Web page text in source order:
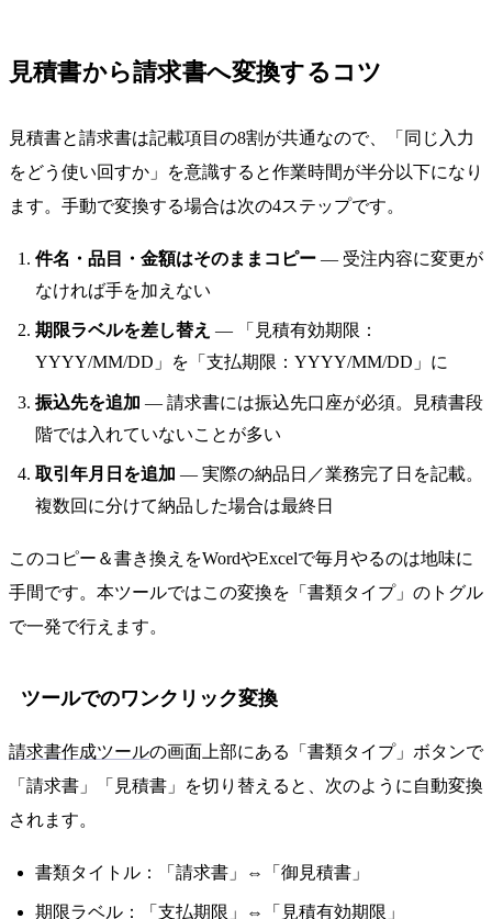
見積書から請求書へ変換するコツ
見積書と請求書は記載項目の8割が共通なので、「同じ入力
をどう使い回すか」を意識すると作業時間が半分以下になり
ます。手動で変換する場合は次の4ステップです。
件名・品目・金額はそのままコピー — 受注内容に変更が
なければ手を加えない
期限ラベルを差し替え — 「見積有効期限：
YYYY/MM/DD」を「支払期限：YYYY/MM/DD」に
振込先を追加 — 請求書には振込先口座が必須。見積書段
階では入れていないことが多い
取引年月日を追加 — 実際の納品日／業務完了日を記載。
複数回に分けて納品した場合は最終日
このコピー＆書き換えをWordやExcelで毎月やるのは地味に
手間です。本ツールではこの変換を「書類タイプ」のトグル
で一発で行えます。
ツールでのワンクリック変換
請求書作成ツールの画面上部にある「書類タイプ」ボタンで
「請求書」「見積書」を切り替えると、次のように自動変換
されます。
書類タイトル：「請求書」⇔「御見積書」
期限ラベル：「支払期限」⇔「見積有効期限」